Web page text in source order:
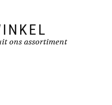
ons assortiment